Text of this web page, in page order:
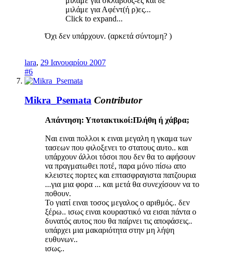
μιλάμε για Αφέντ(ή ρ)ες...
Click to expand...
Όχι δεν υπάρχουν. (αρκετά σύντομη? )
lara, 29 Ιανουαρίου 2007
#6
Mikra_Psemata Contributor
Απάντηση: Υποτακτικοί:Πλήθη ή χάβρα;
Ναι ειναι πολλοι κ ειναι μεγαλη η γκαμα των
τασεων που φιλοξενει το στατους αυτο.. και
υπάρχουν άλλοι τόσοι που δεν θα το αφήσουν
να πραγματωθει ποτέ, παρα μόνο πίσω απο
κλειστες πορτες και επτασφραγιστα πατζουρια
...για μια φορα ... και μετά θα συνεχίσουν να το
ποθουν.
Το γιατί ειναι τοσος μεγαλος ο αριθμός.. δεν
ξέρω.. ισως ειναι κουραστικό να εισαι πάντα ο
δυνατός αυτος που θα παίρνει τις αποφάσεις..
υπάρχει μια μακαριότητα στην μη λήψη
ευθυνων..
ισως..